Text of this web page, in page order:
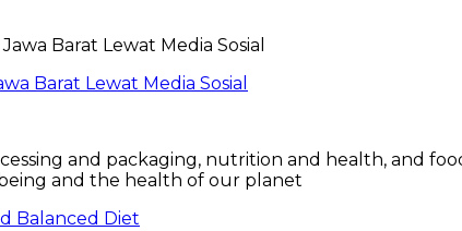
Barat Lewat Media Sosial
Balanced Diet